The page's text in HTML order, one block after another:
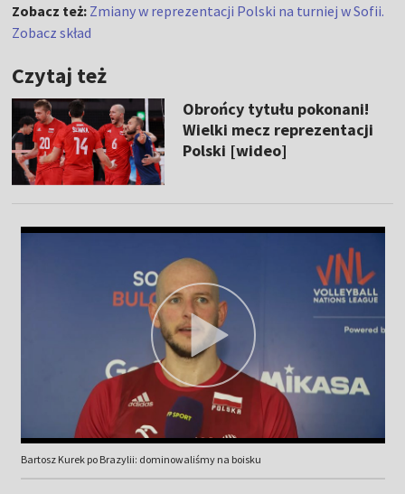
Zobacz też: Zmiany w reprezentacji Polski na turniej w Sofii.
Zobacz skład
Czytaj też
Obrońcy tytułu pokonani!
Wielki mecz reprezentacji
Polski [wideo]
Bartosz Kurek po Brazylii: dominowaliśmy na boisku